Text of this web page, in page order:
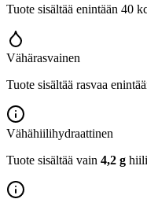
Tuote sisältää enintään 40
Vähärasvainen
Tuote sisältää rasvaa
Vähähiilihydraattinen
Tuote sisältää vain 4,2 g